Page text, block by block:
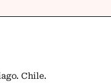
Chile.